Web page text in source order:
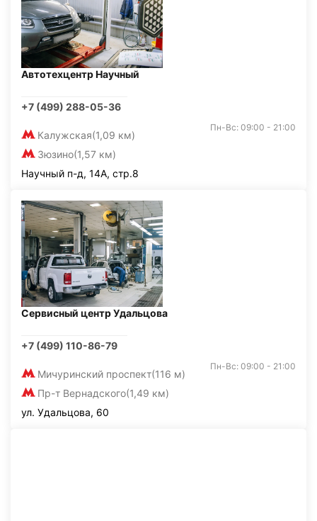
Автотехцентр Научный
+7 (499) 288-05-36
Калужская(1,09 км)
Зюзино(1,57 км)
Пн-Вс: 09:00 - 21:00
Научный п-д, 14А, стр.8
Сервисный центр Удальцова
+7 (499) 110-86-79
Мичуринский проспект(116 м)
Пр-т Вернадского(1,49 км)
Пн-Вс: 09:00 - 21:00
ул. Удальцова, 60